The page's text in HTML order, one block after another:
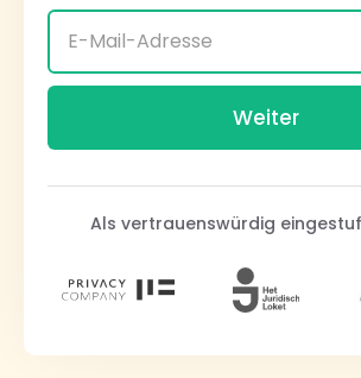
Als vertrauenswürdig